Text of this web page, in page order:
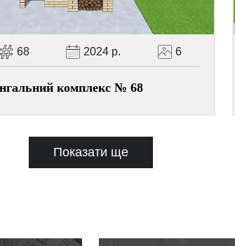
68 2024 р. 6
комплекс № 68
Показати ще